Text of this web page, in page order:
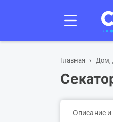
Главная Дом,
Описание и